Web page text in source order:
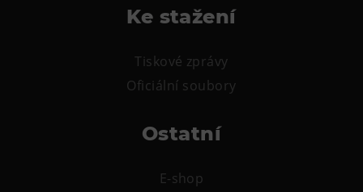
Hornické muzeumKe stažení
Tiskové zprávy
Oficiální soubory
Ostatní
E-shop